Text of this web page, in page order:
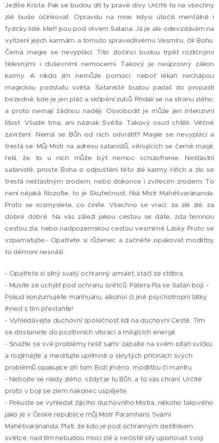
Ježíše Krista. Pak se budou dít ty pravé divy. Určitě to na všechny
zlé bude účinkovat. Opravdu na mne kdysi útočili mentálně i
fyzicky lidé, kteří jsou pod vlivem Satana. Já je ale odevzdávám na
vyřízení jejich karmám a tomuto spravedlivému Vesmíru, čili Bohu.
Černá magie se nevyplácí. Tito zločinci budou trpět rozličnými
tělesnými i duševními nemocemi. Takový je neúprosný zákon
karmy. A nikdo jim nemůže pomoci, neboť lékaři nechápou
magickou podstatu světa. Satanisté budou padat do propasti
bezedné, kde je jen pláč a skřípění zubů. Přidali se na stranu zlého,
a proto nemají žádnou naději. Osvobodit je může jen intenzivní
lítost. Všude tma, ani náznak Světla. Takový osud chtěli. Věčné
zavržení. Nemá se Bůh od nich odvrátit? Magie se nevyplácí a
trestá se. Můj Mistr na adresu satanistů, věnujících se černé magii,
řekl, že to u nich může být nemoc schizofrenie. Nešťastní
satanisté, proste Boha o odpuštění této zlé karmy. Hřích a zlo se
trestá nešťastným zrodem, nebo dokonce i zvířecím zrodem. To
není nějaká filozofie, to je Skutečnost, říká Mistr Mahéšvaránanda.
Proto se rozmyslete, co činíte. Všechno se vrací, za zlé zlé, za
dobré dobré. Na vás záleží jakou cestou se dáte, zda temnou
cestou zla, nebo nadpozemskou cestou vesmírné Lásky. Proto se
vzpamatujte.- Opatřete si růženec a začněte opakovat modlitby,
to démoni nesnáší.
- Opatřete si silný svatý ochranný amulet, stačí ze stříbra.
- Musíte se uchýlit pod ochranu světců. Pátera Pia se Satan bojí. -
Pokud konzumujete marihuanu, alkohol či jiné psychotropní látky,
ihned s tím přestaňte!
- Vyhledávejte duchovní společnost lidí na duchovní Cestě. Tím
se dostanete do pozitivních vibrací a milujících energií.
- Snažte se své problémy řešit sami: zapalte na svém oltáři svíčku
a rozjímejte a meditujte upřímně o skrytých příčinách svých
problémů opakujíce při tom Boží jméno, modlitbu či mantru.
- Nebojte se nikdy zlého, vždyť je tu Bůh, a to vás chrání. Určitě
proto v boji se zlem nakonec uspějete.
- Pokuste se vyhledat žijícího duchovního Mistra, někoho takového
jako je v České republice můj Mistr Paramhans Svámí
Mahéšvaránanda. Platí, že kdo je pod ochranným deštníkem
světce, nad tím nebudou moci zlé a nečisté síly uplaňovat svoji